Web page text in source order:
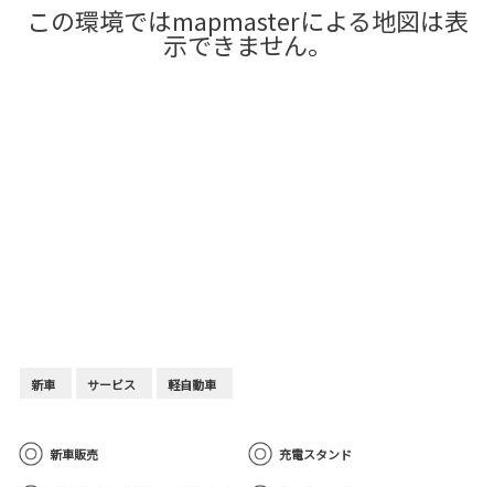
新車 サービス 軽自動車
新車販売 充電スタンド
この環境ではmapmasterによる地図は表
示できません。